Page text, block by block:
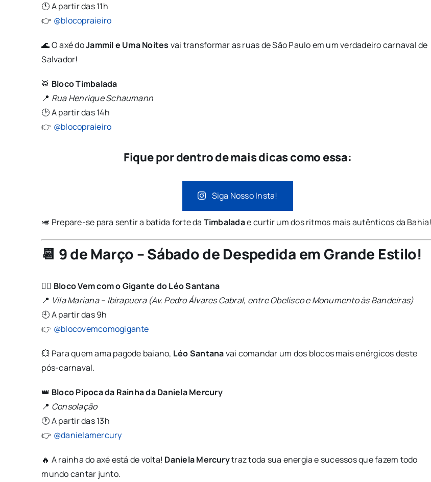
🕚 A partir das 11h
👉 @blocopraieiro
🌊 O axé doJammil e Uma Noites vai transformar as ruas de São Paulo em um verdadeiro carnaval de
Salvador!
🥁 Bloco Timbalada
📍 Rua Henrique Schaumann
🕑 A partir das 14h
👉 @blocopraieiro
Fique por dentro de mais dicas como essa:
Siga Nosso Insta!
🎺 Prepare-se para sentir a batida forte da Timbaladae curtir um dos ritmos mais autênticos da Bahia!
📆 9 de Março – Sábado de Despedida em Grande Estilo!
🦸‍♂️ Bloco Vem com o Gigante do Léo Santana
📍 Vila Mariana – Ibirapuera (Av. Pedro Álvares Cabral, entre Obelisco e Monumento às Bandeiras)
🕘 A partir das 9h
👉 @blocovemcomogigante
💥 Para quem ama pagode baiano, Léo Santanavai comandar um dos blocos mais enérgicos deste
pós-carnaval.
👑 Bloco Pipoca da Rainha da Daniela Mercury
📍 Consolação
🕐 A partir das 13h
👉 @danielamercury
🔥 A rainha do axé está de volta! Daniela Mercurytraz toda sua energia e sucessos que fazem todo
mundo cantar junto.